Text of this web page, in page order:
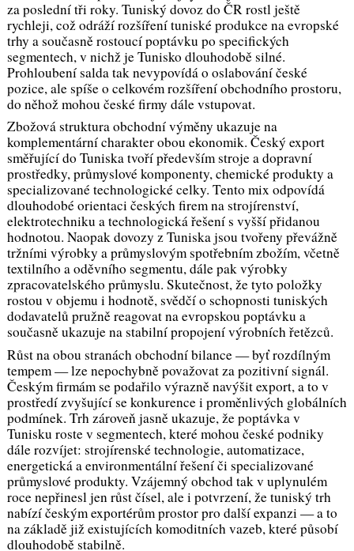
za poslední tři roky. Tuniský dovoz do ČR rostl ještě
rychleji, což odráží rozšíření tuniské produkce na evropské
trhy a současně rostoucí poptávku po specifických
segmentech, v nichž je Tunisko dlouhodobě silné.
Prohloubení salda tak nevypovídá o oslabování české
pozice, ale spíše o celkovém rozšíření obchodního prostoru,
do něhož mohou české firmy dále vstupovat.
Zbožová struktura obchodní výměny ukazuje na
komplementární charakter obou ekonomik. Český export
směřující do Tuniska tvoří především stroje a dopravní
prostředky, průmyslové komponenty, chemické produkty a
specializované technologické celky. Tento mix odpovídá
dlouhodobé orientaci českých firem na strojírenství,
elektrotechniku a technologická řešení s vyšší přidanou
hodnotou. Naopak dovozy z Tuniska jsou tvořeny převážně
tržními výrobky a průmyslovým spotřebním zbožím, včetně
textilního a oděvního segmentu, dále pak výrobky
zpracovatelského průmyslu. Skutečnost, že tyto položky
rostou v objemu i hodnotě, svědčí o schopnosti tuniských
dodavatelů pružně reagovat na evropskou poptávku a
současně ukazuje na stabilní propojení výrobních řetězců.
Růst na obou stranách obchodní bilance — byť rozdílným
tempem — lze nepochybně považovat za pozitivní signál.
Českým firmám se podařilo výrazně navýšit export, a to v
prostředí zvyšující se konkurence i proměnlivých globálních
podmínek. Trh zároveň jasně ukazuje, že poptávka v
Tunisku roste v segmentech, které mohou české podniky
dále rozvíjet: strojírenské technologie, automatizace,
energetická a environmentální řešení či specializované
průmyslové produkty. Vzájemný obchod tak v uplynulém
roce nepřinesl jen růst čísel, ale i potvrzení, že tuniský trh
nabízí českým exportérům prostor pro další expanzi — a to
na základě již existujících komoditních vazeb, které působí
dlouhodobě stabilně.